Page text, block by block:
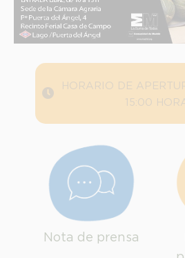
HORARIO DE
15:00
Nota de prensa